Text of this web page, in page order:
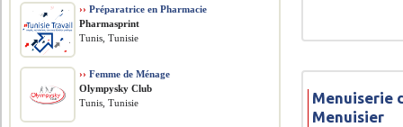
Menuiserie
Menuisier
›› Préparatrice en Pharmacie
Pharmasprint
Tunis, Tunisie
›› Femme de Ménage
Olympysky Club
Tunis, Tunisie